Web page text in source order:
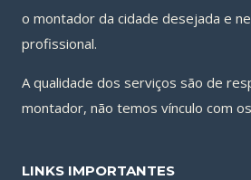
o montador da cidade desejada e
profissional.
A qualidade dos serviços são de
montador, não temos vínculo com
LINKS IMPORTANTES